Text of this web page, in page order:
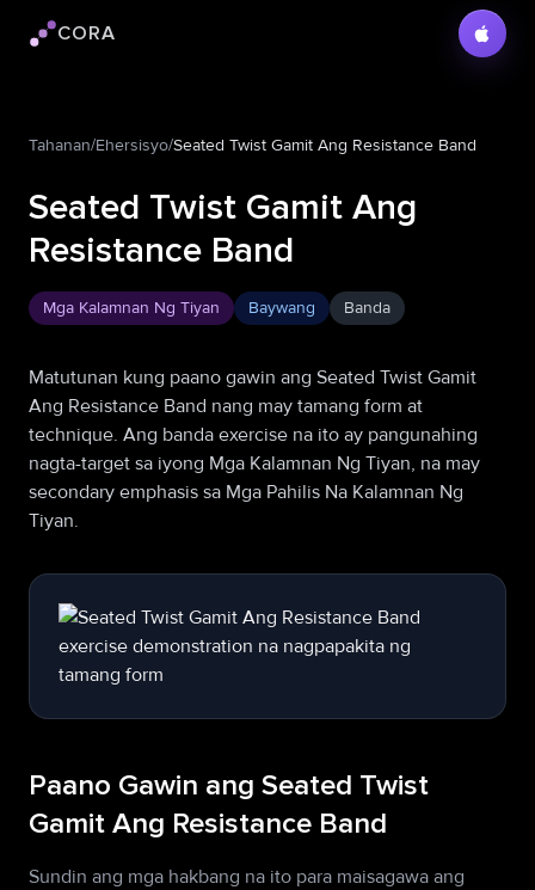
Logo ng Cora
CORA
Tahanan/Ehersisyo/Seated Twist Gamit Ang Resistance Band
Seated Twist Gamit Ang
Resistance Band
Mga Kalamnan Ng Tiyan Baywang Banda
Matutunan kung paano gawin ang Seated Twist Gamit
Ang Resistance Band nang may tamang form at
technique. Ang banda exercise na ito ay pangunahing
nagta-target sa iyong Mga Kalamnan Ng Tiyan, na may
secondary emphasis sa Mga Pahilis Na Kalamnan Ng
Tiyan.
Paano Gawin ang Seated Twist
Gamit Ang Resistance Band
Sundin ang mga hakbang na ito para maisagawa ang